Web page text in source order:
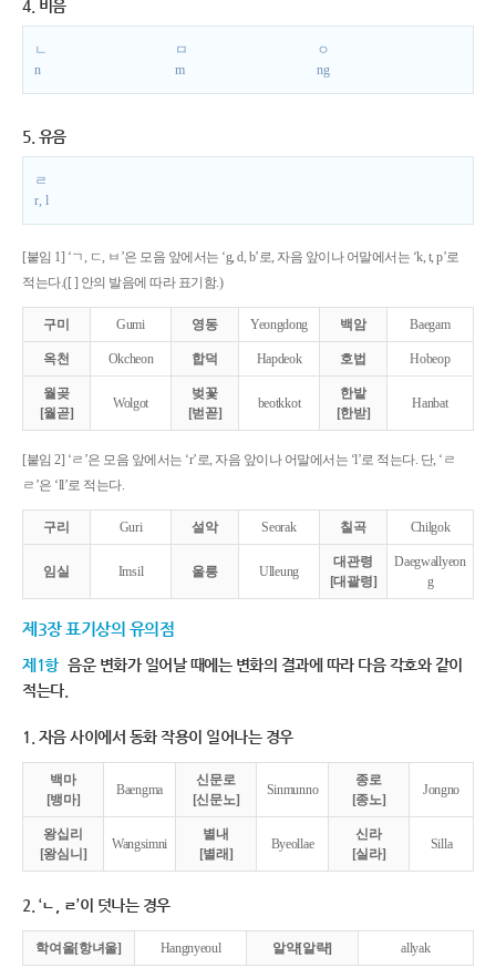
4. 비음
ㄴ
n
ㅁ
m
ㅇ
ng
5. 유음
ㄹ
r, l
[붙임 1] ‘ㄱ, ㄷ, ㅂ’은 모음 앞에서는 ‘g, d, b’로, 자음 앞이나 어말에서는 ‘k, t, p’로
적는다.([ ] 안의 발음에 따라 표기함.)
구미 Gumi 영동 Yeongdong 백암 Baegam
옥천 Okcheon 합덕 Hapdeok 호법 Hobeop
월곶
[월곧]
Wolgot
벚꽃
[벋꼳]
beotkkot
한밭
[한받]
Hanbat
[붙임 2] ‘ㄹ’은 모음 앞에서는 ‘r’로, 자음 앞이나 어말에서는 ‘l’로 적는다. 단, ‘ㄹ
ㄹ’은 ‘ll’로 적는다.
구리 Guri 설악 Seorak 칠곡 Chilgok
임실 Imsil 울릉 Ulleung
대관령
[대괄령]
Daegwallyeon
g
제3장 표기상의 유의점
제1항 음운 변화가 일어날 때에는 변화의 결과에 따라 다음 각호와 같이
적는다.
1. 자음 사이에서 동화 작용이 일어나는 경우
백마
[뱅마]
Baengma
신문로
[신문노]
Sinmunno
종로
[종노]
Jongno
왕십리
[왕심니]
Wangsimni
별내
[별래]
Byeollae
신라
[실라]
Silla
2. ‘ㄴ, ㄹ’이 덧나는 경우
학여울[항녀울] Hangnyeoul 알약[알략] allyak